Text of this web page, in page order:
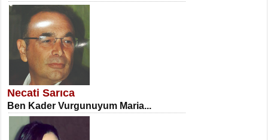
NECLA DİLEK ARSLAN
Öğretmenler Günü Mahkemesi...
Necati Sarıca
Ben Kader Vurgunuyum Maria...